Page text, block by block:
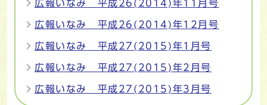
広報いなみ 平成26(2014)年11月号
広報いなみ 平成26(2014)年12月号
広報いなみ 平成27(2015)年1月号
広報いなみ 平成27(2015)年2月号
広報いなみ 平成27(2015)年3月号